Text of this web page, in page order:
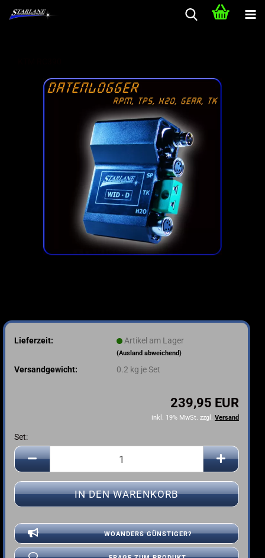
Lieferzeit: Artikel am Lager
(Ausland abweichend)
Versandgewicht: 0.2 kg je Set
239,95 EUR
inkl. 19% MwSt. zzgl. Versand
Set:
Set
WOANDERS GÜNSTIGER?